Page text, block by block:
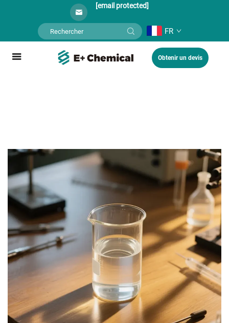
[email protected]
FR
Obtenir un devis